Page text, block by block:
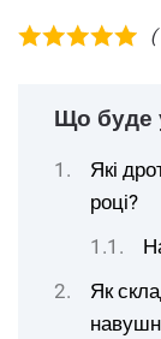
(
Що буде
Які
році?
Як